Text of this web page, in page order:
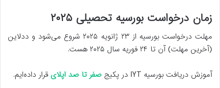
زمان درخواست بورسیه تحصیلی ۲۰۲۵
مهلت درخواست بورسیه از ۲۳ ژانویه ۲۰۲۵ شروع می‌شود و ددلاین
(آخرین مهلت) آن تا ۲۴ فوریه سال ۲۰۲۵ هست.
آموزش دریافت بورسیه IYT در پکیج صفر تا صد اپلای قرار داده‌ایم.